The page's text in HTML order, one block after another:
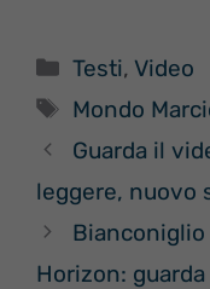
Categorie
Testi,Video
Tag
Mondo
Guarda il
leggere, nuovo
Horizon: